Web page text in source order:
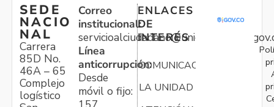
SEDE
NACIO
NAL
Carrera
85D No.
46A – 65
Complejo
logístico
Correo
institucional:
Línea
anticorrupción:
Desde
móvil o fijo:
ENLACES
DE
INTERÉS
COMUNICACIONES
LA UNIDAD